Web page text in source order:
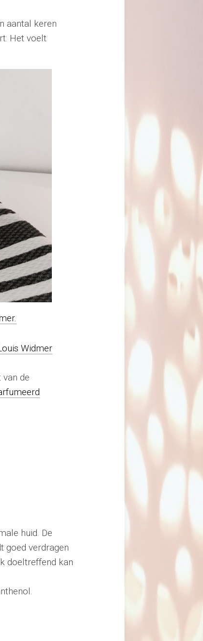
aantal keren
Het voelt
Widmer
van de
huid. De
goed verdragen
doeltreffend kan